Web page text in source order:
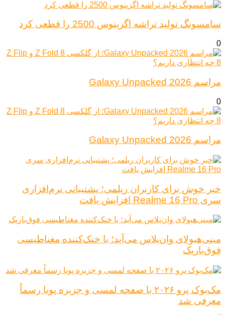
سامسونگ تولید تراشه اگزینوس 2500 را قطعی کرد
0
مراسم Galaxy Unpacked 2026
0
مراسم Galaxy Unpacked 2026
خبر خوش برای کاربران ریلمی؛ پشتیبانی نرم‌افزاری
سری Realme 16 Pro افزایش یافت
مینی‌هیولای وان‌پلاس می‌آید؛ با خنک‌کننده مغناطیسی
فوق‌باریک
مک‌بوک پرو ۲۰۲۶ با صفحه لمسی و جزیره پویا رسماً
معرفی شد